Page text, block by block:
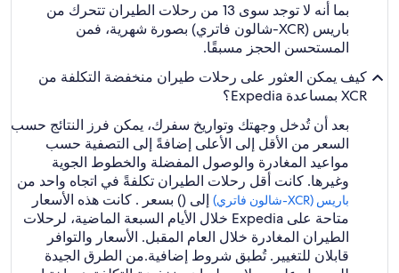
بما أنه لا توجد سوى 13 من رحلات الطيران تتحرك من
باريس (XCR-شالون فاتري) بصورة شهرية، فمن
المستحسن الحجز مسبقًا.
كيف يمكن العثور على رحلات طيران منخفضة التكلفة من
XCR بمساعدة Expedia؟
بعد أن تُدخل وجهتك وتواريخ سفرك، يمكن فرز النتائج حسب
السعر من الأقل إلى الأعلى إضافةً إلى التصفية حسب
مواعيد المغادرة والوصول المفضلة والخطوط الجوية
وغيرها. كانت أقل رحلات الطيران تكلفةً في اتجاه واحد من
باريس (XCR-شالون فاتري)
إلى () بسعر . كانت هذه الأسعار
متاحة على Expedia خلال الأيام السبعة الماضية، لرحلات
الطيران المغادرة خلال العام المقبل. الأسعار والتوافر
قابلان للتغيير. تُطبق شروط إضافية.من الطرق الجيدة